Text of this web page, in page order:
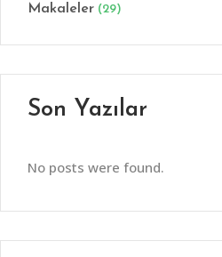
Makaleler (29)
Son Yazılar
No posts were found.